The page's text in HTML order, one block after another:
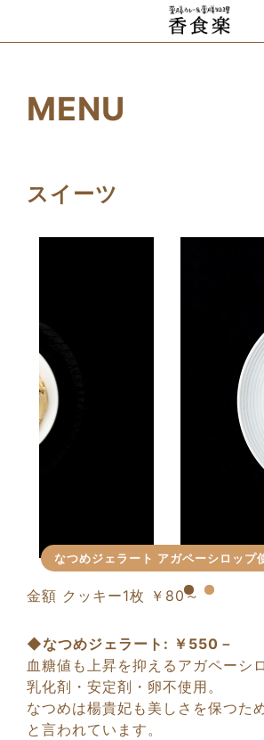
カ
MENU
スイーツ
なつめジェラート アガペーシロップ
金額 クッキー1枚 ￥80～
◆なつめジェラート: ￥550－
血糖値も上昇を抑えるアガペーシ
乳化剤・安定剤・卵不使用。
なつめは楊貴妃も美しさを保つた
と言われています。